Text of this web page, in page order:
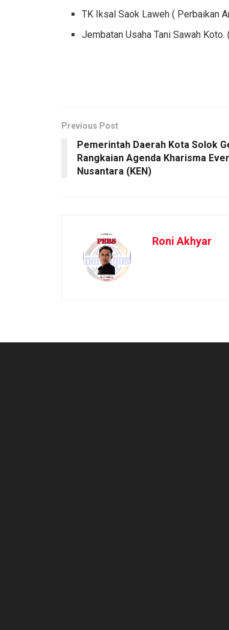
TK Iksal Saok Laweh ( Perbaikan
Jembatan Usaha Tani Sawah Koto.
Previous Post
Pemerintah Daerah Kota Solok
Rangkaian Agenda Kharisma
Nusantara (KEN)
Roni Akhyar